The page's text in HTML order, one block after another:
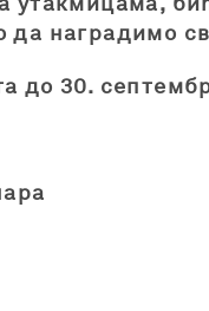
наградимо
до 30.